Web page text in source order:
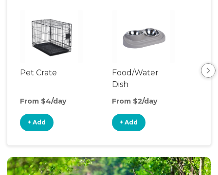
Pet Crate
From $4/day
+ Add
Food/Water
Dish
From $2/day
+ Add